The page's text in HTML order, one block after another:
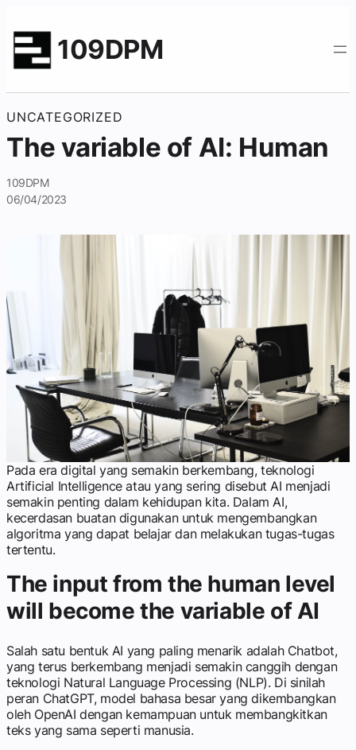
109DPM
UNCATEGORIZED
The variable of AI: Human
109DPM
06/04/2023
Pada era digital yang semakin berkembang, teknologi
Artificial Intelligence atau yang sering disebut AI menjadi
semakin penting dalam kehidupan kita. Dalam AI,
kecerdasan buatan digunakan untuk mengembangkan
algoritma yang dapat belajar dan melakukan tugas-tugas
tertentu.
The input from the human level
will become the variable of AI
Salah satu bentuk AI yang paling menarik adalah Chatbot,
yang terus berkembang menjadi semakin canggih dengan
teknologi Natural Language Processing (NLP). Di sinilah
peran ChatGPT, model bahasa besar yang dikembangkan
oleh OpenAI dengan kemampuan untuk membangkitkan
teks yang sama seperti manusia.